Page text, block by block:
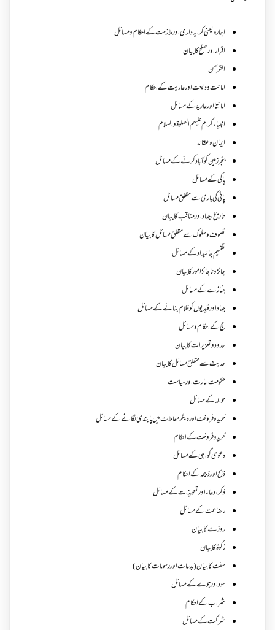
اجارہ یعنی کرایہ داری اور ملازمت کے احکام و مسائل
اقرار اور صلح کا بیان
القرآن
امانت ودیعت اورعاریت کے احکام
امانتا اور عاریة کے مسائل
انبیاء کرام علیہم الصلوۃ والسلام
ایمان وعقائد
بنجر زمین کو آباد کرنے کے مسائل
پاکی کے مسائل
پانی کی باری سے متعلق مسائل
تاریخ،جہاد اور مناقب کا بیان
تصوف و سلوک سے متعلق مسائل کا بیان
تقسیم جائیداد کے مسائل
جائز و ناجائزامور کا بیان
جنازے کےمسائل
جہاد اور قیدیوں کو غلام بنانے کے مسائل
حج کے احکام ومسائل
حدود و تعزیرات کا بیان
حدیث سے متعلق مسائل کا بیان
حکومت امارت اور سیاست
حوالہ کے مسائل
خرید و فروخت اور دیگر معاملات میں پابندی لگانے کے مسائل
خرید و فروخت کے احکام
دعوی گواہی کے مسائل
ذبح اور ذبیحہ کے احکام
ذکر،دعاء اور تعویذات کے مسائل
رضاعت کے مسائل
روزے کا بیان
زکوة کابیان
سنت کا بیان (بدعات اور رسومات کا بیان)
سود اور جوے کے مسائل
شراب کے احکام
شرکت کے مسائل